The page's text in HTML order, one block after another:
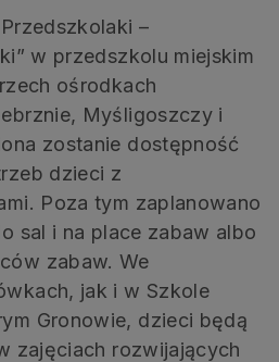
–
w przedszkolu miejskim
ośrodkach
Myśligoszczy i
zostanie dostępność
dzieci z
Poza tym zaplanowano
sal i na place zabaw albo
zabaw. We
jak i w Szkole
Gronowie, dzieci będą
zajęciach rozwijających